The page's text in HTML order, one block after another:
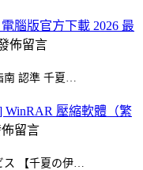
腦版官方下載 2026 最
佈留言
南 認準 千夏…
WinRAR 壓縮軟體（繁
留言
ス 【千夏の伊…